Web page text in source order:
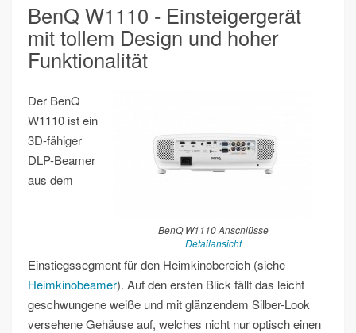
BenQ W1110 - Einsteigergerät
mit tollem Design und hoher
Funktionalität
BenQ W1110 Anschlüsse
Detailansicht
Der BenQ
W1110 ist ein
3D-fähiger
DLP-Beamer
aus dem
Einstiegssegment für den Heimkinobereich (siehe
Heimkinobeamer). Auf den ersten Blick fällt das leicht
geschwungene weiße und mit glänzendem Silber-Look
versehene Gehäuse auf, welches nicht nur optisch einen